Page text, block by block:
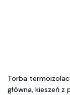
Torba
główna, kieszeń